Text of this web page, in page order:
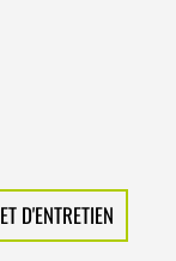
D'ENTRETIEN